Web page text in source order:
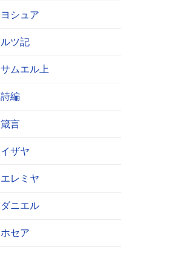
ヨシュア
ルツ記
サムエル上
詩編
箴言
イザヤ
エレミヤ
ダニエル
ホセア